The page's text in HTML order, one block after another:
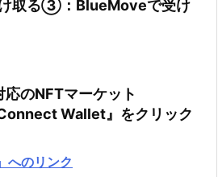
け取る③：BlueMoveで受け
応のNFTマーケット
Wallet』をクリック
へのリンク